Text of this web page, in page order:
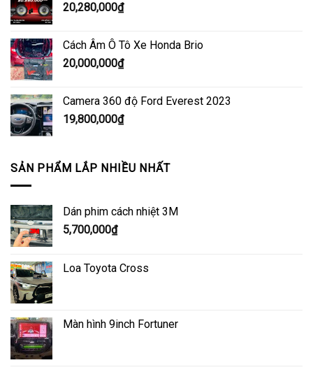
20,280,000₫
Cách Âm Ô Tô Xe Honda Brio
20,000,000₫
Camera 360 độ Ford Everest 2023
19,800,000₫
SẢN PHẨM LẮP NHIỀU NHẤT
Dán phim cách nhiệt 3M
5,700,000₫
Loa Toyota Cross
Màn hình 9inch Fortuner